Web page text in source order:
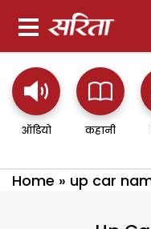
ऑडियो कहानी
Home » up car